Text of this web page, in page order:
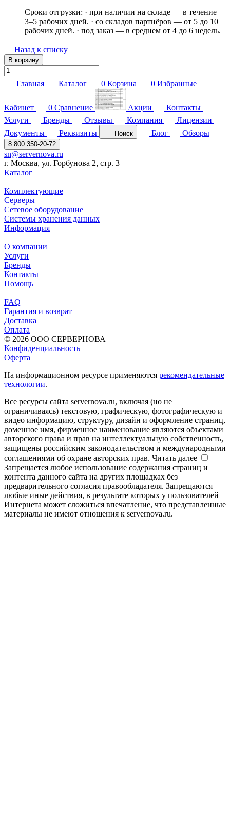
Сроки отгрузки: · при наличии на складе — в течение
3–5 рабочих дней. · со складов партнёров — от 5 до 10
рабочих дней. · под заказ — в среднем от 4 до 6 недель.
Назад к списку
В корзину
Главная Каталог 0 Корзина 0 Избранные
Кабинет 0 Сравнение Акции
Контакты
Услуги
Бренды Отзывы Компания
Лицензии
Документы
Реквизиты Поиск Блог Обзоры
8 800 350-20-72
sn@servernova.ru
г. Москва, ул. Горбунова 2, стр. 3
Каталог
Комплектующие
Серверы
Сетевое оборудование
Системы хранения данных
Информация
О компании
Услуги
Бренды
Контакты
Помощь
FAQ
Гарантия и возврат
Доставка
Оплата
© 2026 ООО СЕРВЕРНОВА
Конфиденциальность
Оферта
На информационном ресурсе применяются рекомендательные
технологии.
Все ресурсы сайта servernova.ru, включая (но не
ограничиваясь) текстовую, графическую, фотографическую и
видео информацию, структуру, дизайн и оформление страниц,
доменное имя, фирменное наименование являются объектами
авторского права и прав на интеллектуальную собственность,
защищены российским законодательством и международными
соглашениями об охране авторских прав. Читать далее
Запрещается любое использование содержания страниц и
контента данного сайта на других площадках без
предварительного согласия правообладателя. Запрещаются
любые иные действия, в результате которых у пользователей
Интернета может сложиться впечатление, что представленные
материалы не имеют отношения к servernova.ru.